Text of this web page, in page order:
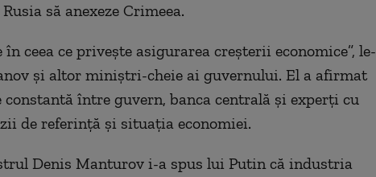
să anexeze Crimeea.
ceea ce priveşte asigurarea creşterii economice”, le-
şi altor miniştri-cheie ai guvernului. El a afirmat
constantă între guvern, banca centrală şi experţi cu
de referinţă şi situaţia economiei.
Denis Manturov i-a spus lui Putin că industria